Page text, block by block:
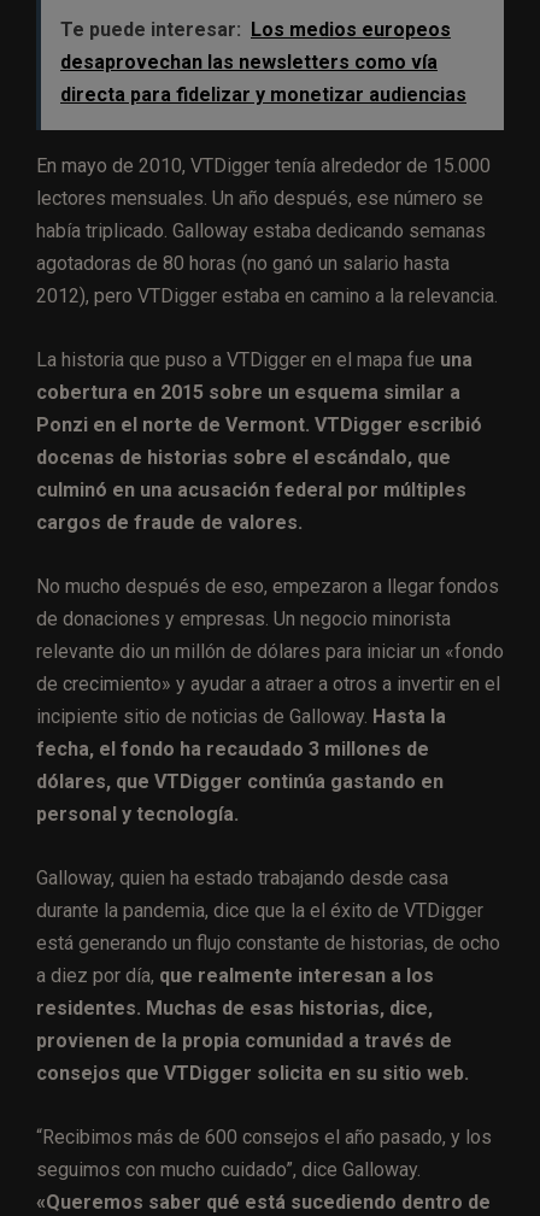
Te puede interesar:
Los medios europeos
desaprovechan las newsletters como vía
directa para fidelizar y monetizar audiencias
En mayo de 2010, VTDigger tenía alrededor de 15.000
lectores mensuales. Un año después, ese número se
había triplicado. Galloway estaba dedicando semanas
agotadoras de 80 horas (no ganó un salario hasta
2012), pero VTDigger estaba en camino a la relevancia.
La historia que puso a VTDigger en el mapa fue una
cobertura en 2015 sobre un esquema similar a
Ponzi en el norte de Vermont. VTDigger escribió
docenas de historias sobre el escándalo, que
culminó en una acusación federal por múltiples
cargos de fraude de valores.
No mucho después de eso, empezaron a llegar fondos
de donaciones y empresas. Un negocio minorista
relevante dio un millón de dólares para iniciar un «fondo
de crecimiento» y ayudar a atraer a otros a invertir en el
incipiente sitio de noticias de Galloway. Hasta la
fecha, el fondo ha recaudado 3 millones de
dólares, que VTDigger continúa gastando en
personal y tecnología.
Galloway, quien ha estado trabajando desde casa
durante la pandemia, dice que la el éxito de VTDigger
está generando un flujo constante de historias, de ocho
a diez por día, que realmente interesan a los
residentes. Muchas de esas historias, dice,
provienen de la propia comunidad a través de
consejos que VTDigger solicita en su sitio web.
“Recibimos más de 600 consejos el año pasado, y los
seguimos con mucho cuidado”, dice Galloway.
«Queremos saber qué está sucediendo dentro de